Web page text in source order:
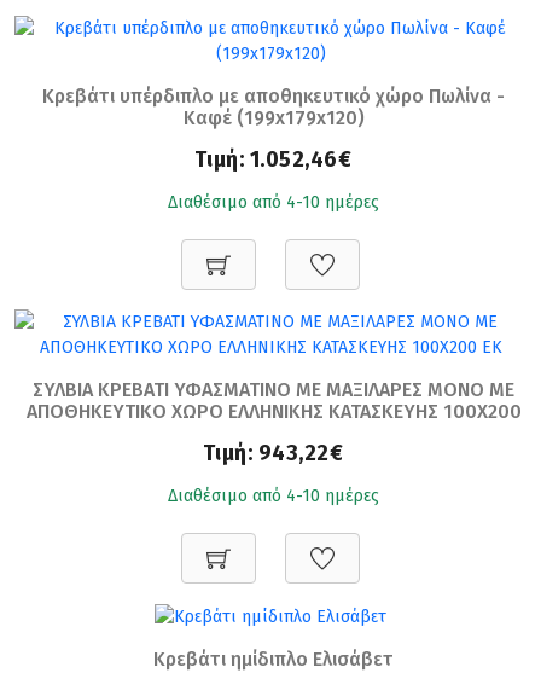
Κρεβάτι υπέρδιπλο με αποθηκευτικό χώρο Πωλίνα -
Καφέ (199x179x120)
Τιμή: 1.052,46€
Διαθέσιμο από 4-10 ημέρες
ΣΥΛΒΙΑ ΚΡΕΒΑΤΙ ΥΦΑΣΜΑΤΙΝΟ ΜΕ ΜΑΞΙΛΑΡΕΣ ΜΟΝΟ ΜΕ
ΑΠΟΘΗΚΕΥΤΙΚΟ ΧΩΡΟ ΕΛΛΗΝΙΚΗΣ ΚΑΤΑΣΚΕΥΗΣ 100Χ200
Τιμή: 943,22€
Διαθέσιμο από 4-10 ημέρες
Κρεβάτι ημίδιπλο Ελισάβετ